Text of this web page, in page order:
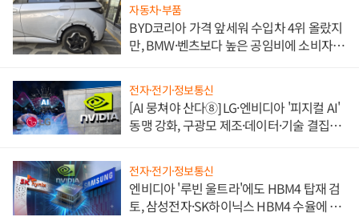
자동차·부품
BYD코리아 가격 앞세워 수입차 4위 올랐지
만, BMW·벤츠보다 높은 공임비에 소비자
전자·전기·정보통신
[AI 뭉쳐야 산다⑧] LG·엔비디아 '피지컬 AI'
동맹 강화, 구광모 제조·데이터·기술 결집
전자·전기·정보통신
엔비디아 '루빈 울트라'에도 HBM4 탑재 검
토, 삼성전자·SK하이닉스 HBM4 수율에 주